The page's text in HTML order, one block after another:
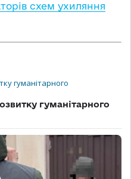
схем ухиляння
гуманітарного